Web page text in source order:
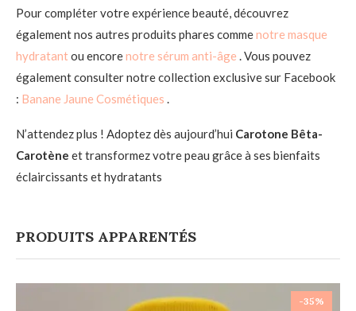
Pour compléter votre expérience beauté, découvrez
également nos autres produits phares commenotre masque
hydratantou encorenotre sérum anti-âge . Vous pouvez
également consulter notre collection exclusive sur Facebook
: Banane Jaune Cosmétiques .
N’attendez plus ! Adoptez dès aujourd’hui Carotone Bêta-
Carotène et transformez votre peau grâce à ses bienfaits
éclaircissants et hydratants
PRODUITS APPARENTÉS
-35%